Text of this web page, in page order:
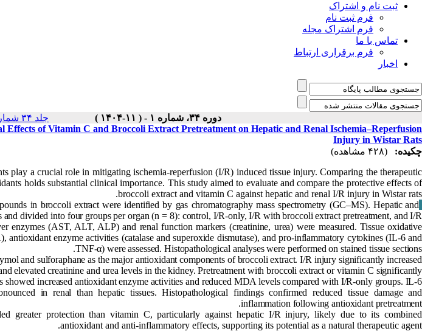
ثبت نام و اشتراک
فرم ثبت نام
فرم اشتراک مجله
تماس با ما
فرم برقراری ارتباط
اخبار
دوره ۳۴، شماره ۱ - ( ۱۱-۱۴۰۴ ) جلد ۳۴ شماره ۱ صفحات ۶۸-۵۹
Effects of Vitamin C and Broccoli Extract Pretreatment on Hepatic and Renal Ischemia–Reperfusion
Injury in Wistar Rats
چکیده:
(۴۲۸ مشاهده)
play a crucial role in mitigating ischemia-reperfusion (I/R) induced tissue injury. Comparing the therapeutic
holds substantial clinical importance. This study aimed to evaluate and compare the protective effects of
broccoli extract and vitamin C against hepatic and renal I/R injury in Wistar rats.
in broccoli extract were identified by gas chromatography mass spectrometry (GC–MS). Hepatic and
and divided into four groups per organ (n = 8): control, I/R-only, I/R with broccoli extract pretreatment, and I/R
enzymes (AST, ALT, ALP) and renal function markers (creatinine, urea) were measured. Tissue oxidative
antioxidant enzyme activities (catalase and superoxide dismutase), and pro-inflammatory cytokines (IL-6 and
TNF-α) were assessed. Histopathological analyses were performed on stained tissue sections.
and sulforaphane as the major antioxidant components of broccoli extract. I/R injury significantly increased
elevated creatinine and urea levels in the kidney. Pretreatment with broccoli extract or vitamin C significantly
showed increased antioxidant enzyme activities and reduced MDA levels compared with I/R-only groups. IL-6
in renal than hepatic tissues. Histopathological findings confirmed reduced tissue damage and
inflammation following antioxidant pretreatment.
greater protection than vitamin C, particularly against hepatic I/R injury, likely due to its combined
antioxidant and anti-inflammatory effects, supporting its potential as a natural therapeutic agent.